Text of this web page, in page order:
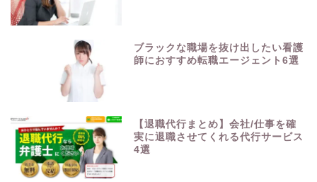
ブラックな職場を抜け出したい看護
師におすすめ転職エージェント6選
【退職代行まとめ】会社/仕事を確
実に退職させてくれる代行サービス
4選